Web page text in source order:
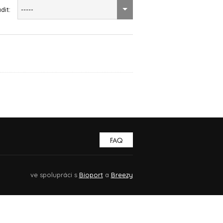
-----
FAQ
ve spolupráci s Bioporta Breezy